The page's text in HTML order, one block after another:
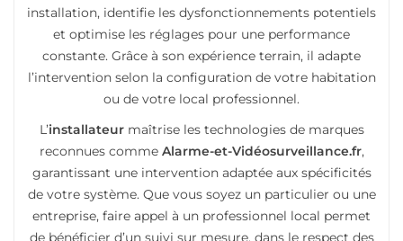
installation, identifie les dysfonctionnements potentiels
et optimise les réglages pour une performance
constante. Grâce à son expérience terrain, il adapte
l’intervention selon la configuration de votre habitation
ou de votre local professionnel.
L’installateurmaîtrise les technologies de marques
reconnues comme Alarme-et-Vidéosurveillance.fr,
garantissant une intervention adaptée aux spécificités
de votre système. Que vous soyez un particulier ou une
entreprise, faire appel à un professionnel local permet
de bénéficier d’un suivi sur mesure, dans le respect des